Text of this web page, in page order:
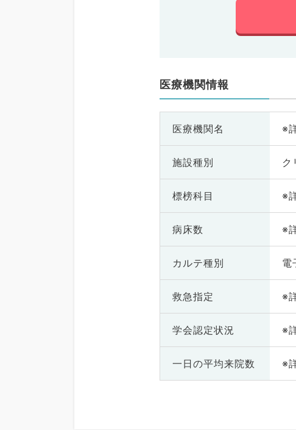
医療機関情報
医療機関名 ※
施設種別 ク
標榜科目 ※
病床数 ※
カルテ種別 電
救急指定 ※
学会認定状況 ※
一日の平均来院数 ※